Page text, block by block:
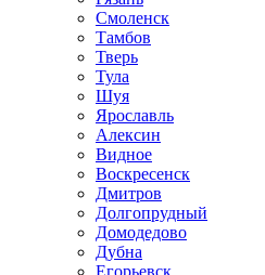
Смоленск
Тамбов
Тверь
Тула
Шуя
Ярославль
Алексин
Видное
Воскресенск
Дмитров
Долгопрудный
Домодедово
Дубна
Егорьевск